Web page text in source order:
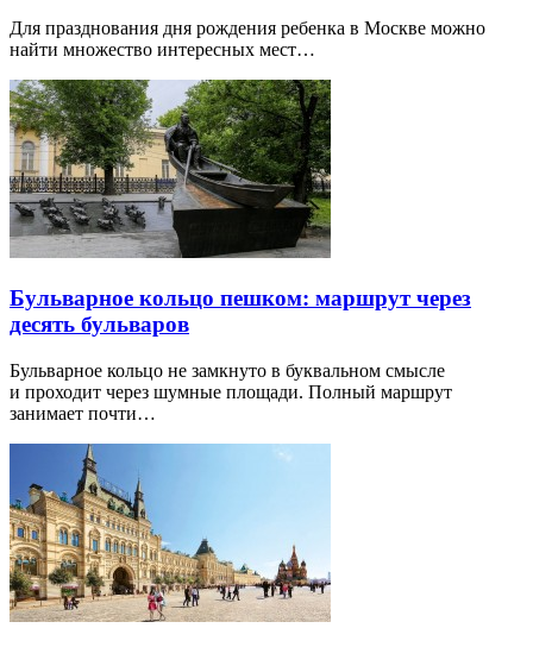
Для празднования дня рождения ребенка в Москве можно
найти множество интересных мест…
Бульварное кольцо пешком: маршрут через
десять бульваров
Бульварное кольцо не замкнуто в буквальном смысле
и проходит через шумные площади. Полный маршрут
занимает почти…